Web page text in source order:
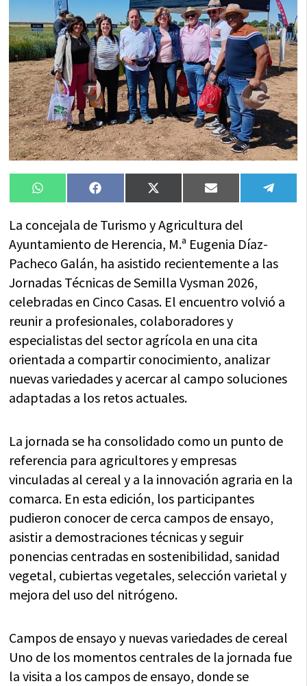
Compartir
en
WhatsAppCompartir
en
FacebookCompartir
en
X
(Twitter)
Compartir
en
Email
en
La concejala de Turismo y Agricultura del
Ayuntamiento de Herencia, M.ª Eugenia Díaz-
Pacheco Galán, ha asistido recientemente a las
Jornadas Técnicas de Semilla Vysman 2026,
celebradas en Cinco Casas. El encuentro volvió a
reunir a profesionales, colaboradores y
especialistas del sector agrícola en una cita
orientada a compartir conocimiento, analizar
nuevas variedades y acercar al campo soluciones
adaptadas a los retos actuales.
La jornada se ha consolidado como un punto de
referencia para agricultores y empresas
vinculadas al cereal y a la innovación agraria en la
comarca. En esta edición, los participantes
pudieron conocer de cerca campos de ensayo,
asistir a demostraciones técnicas y seguir
ponencias centradas en sostenibilidad, sanidad
vegetal, cubiertas vegetales, selección varietal y
mejora del uso del nitrógeno.
Campos de ensayo y nuevas variedades de cereal
Uno de los momentos centrales de la jornada fue
la visita a los campos de ensayo, donde se